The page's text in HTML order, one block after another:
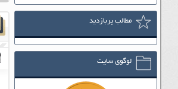
مطالب پربازدید
لوگوی سایت